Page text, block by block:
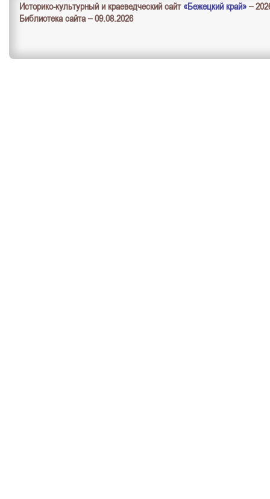
Историко-культурный и краеведческий сайт «Бежецкий край» –
Библиотека сайта – 09.08.2026